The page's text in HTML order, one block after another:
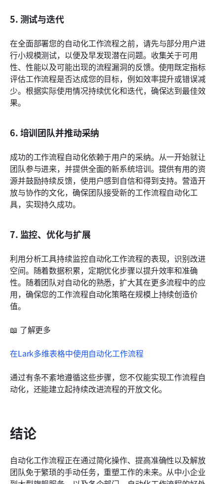
5. 测试与迭代
在全面部署您的自动化工作流程之前，请先与部分用户进
行小规模测试，以便及早发现潜在问题。收集关于可用
性、性能以及可能出现的流程漏洞的反馈。使用既定指标
评估工作流程是否达成您的目标，例如效率提升或错误减
少。根据实际使用情况持续优化和迭代，确保达到最佳效
果。
6. 培训团队并推动采纳
成功的工作流程自动化依赖于用户的采纳。从一开始就让
团队参与进来，并提供全面的新系统培训。提供有用的资
源并鼓励持续反馈，使用户感到自信和得到支持。营造开
放与协作的文化，确保团队接受新的工作流程自动化工
具，实现持久成功。
7. 监控、优化与扩展
利用分析工具持续监控自动化工作流程的表现，识别改进
空间。随着数据积累，定期优化步骤以提升效率和准确
性。随着团队对自动化的熟悉，扩大其在更多流程中的应
用，确保您的工作流程自动化策略在规模上持续创造价
值。
📖 了解更多
在Lark多维表格中使用自动化工作流程
通过有条不紊地遵循这些步骤，您不仅能实现工作流程自
动化，还能建立起持续改进流程的开放文化。
结论
自动化工作流程正在通过简化操作、提高准确性以及解放
团队免于繁琐的手动任务，重塑工作的未来。从中小企业